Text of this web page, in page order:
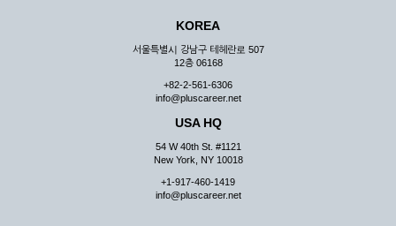
KOREA
서울특별시 강남구 테헤란로 507
12층 06168
+82-2-561-6306
info@pluscareer.net
USA HQ
54 W 40th St. #1121
New York, NY 10018
+1-917-460-1419
info@pluscareer.net